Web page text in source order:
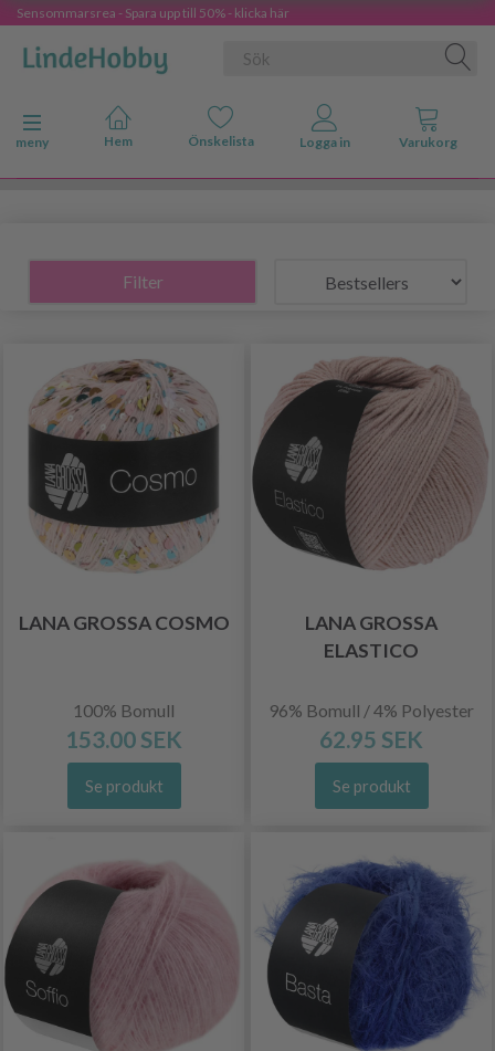
Sensommarsrea - Spara upp till 50% - klicka här
Ändra navigering
meny
Filter
LANA GROSSA COSMO
100% Bomull
153.00 SEK
Se produkt
LANA GROSSA
ELASTICO
96% Bomull / 4% Polyester
62.95 SEK
Se produkt